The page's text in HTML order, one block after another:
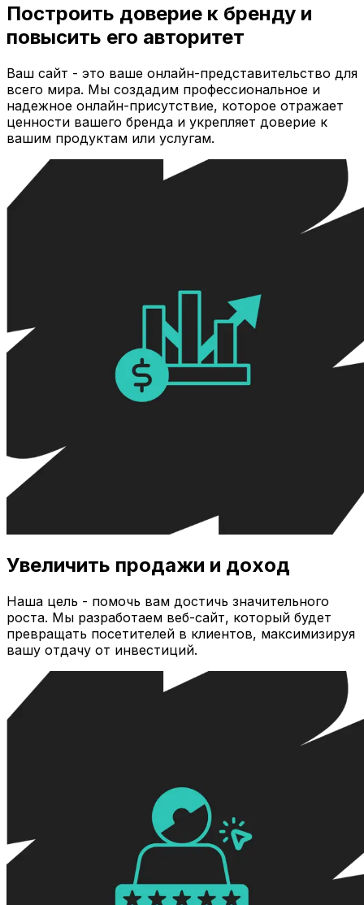
Построить доверие к бренду и
повысить его авторитет
Ваш сайт - это ваше онлайн-представительство для
всего мира. Мы создадим профессиональное и
надежное онлайн-присутствие, которое отражает
ценности вашего бренда и укрепляет доверие к
вашим продуктам или услугам.
Увеличить продажи и доход
Наша цель - помочь вам достичь значительного
роста. Мы разработаем веб-сайт, который будет
превращать посетителей в клиентов, максимизируя
вашу отдачу от инвестиций.